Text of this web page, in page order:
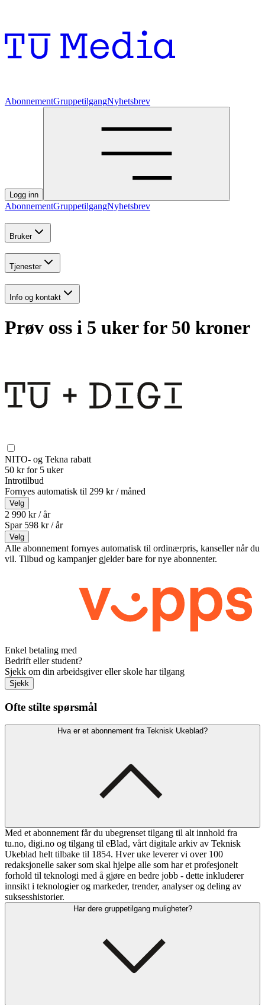
AbonnementGruppetilgangNyhetsbrev
Logg inn
AbonnementGruppetilgangNyhetsbrev
Bruker
Tjenester
Info og kontakt
Prøv oss i 5 uker for 50 kroner
NITO- og Tekna rabatt
50 kr for 5 uker
Introtilbud
Fornyes automatisk til 299 kr / måned
Velg
2 990 kr / år
Spar 598 kr /år
Velg
Alle abonnement fornyes automatisk til ordinærpris, kanseller når du
vil. Tilbud og kampanjer gjelder bare for nye abonnenter.
Enkel betaling med
Bedrift eller student?
Sjekk om din arbeidsgiver eller skole har tilgang
Sjekk
Ofte stilte spørsmål
Hva er et abonnement fra Teknisk Ukeblad?
Med et abonnement får du ubegrenset tilgang til alt innhold fra
tu.no, digi.no og tilgang til eBlad, vårt digitale arkiv av Teknisk
Ukeblad helt tilbake til 1854. Hver uke leverer vi over 100
redaksjonelle saker som skal hjelpe alle som har et profesjonelt
forhold til teknologi med å gjøre en bedre jobb - dette inkluderer
innsikt i teknologier og markeder, trender, analyser og deling av
suksesshistorier.
Har dere gruppetilgang muligheter?